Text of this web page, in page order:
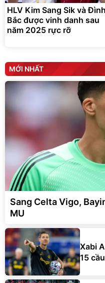
HLV Kim Sang Sik và Đình
Bắc được vinh danh sau
năm 2025 rực rỡ
MỚI NHẤT
Sang Celta Vigo,
MU
Xabi
15